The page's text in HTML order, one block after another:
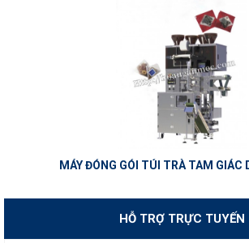
MÁY ĐÓNG GÓI TÚI TRÀ TAM GIÁC
HỖ TRỢ TRỰC TUYẾN